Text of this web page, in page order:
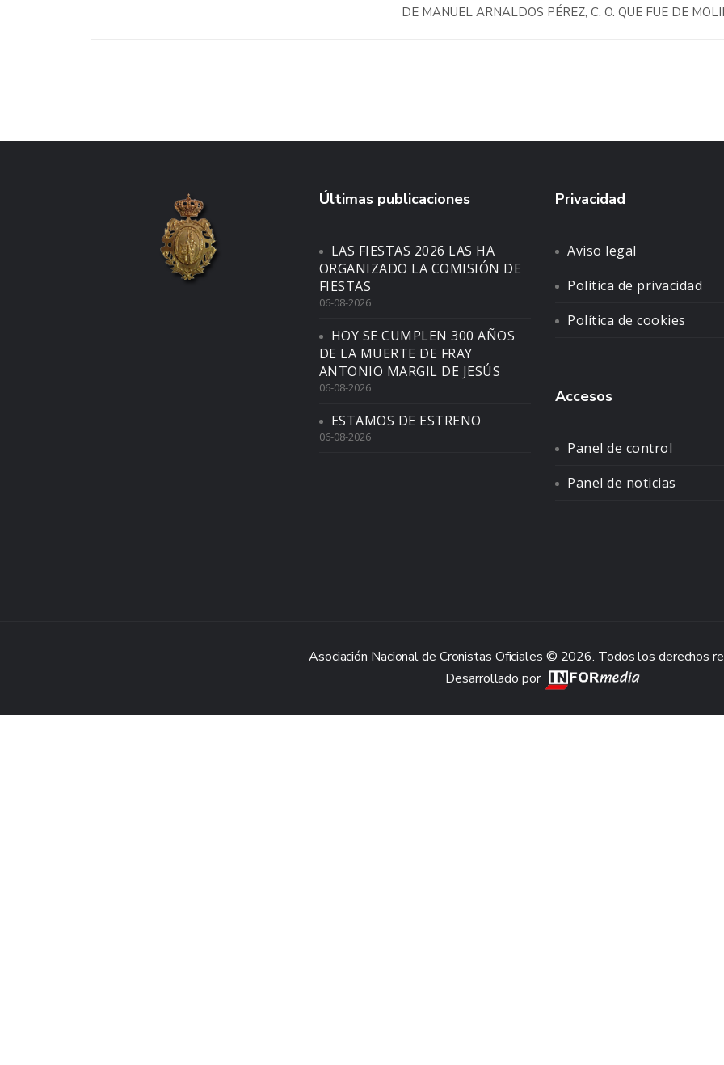
DE MANUEL ARNALDOS PÉREZ, C. O. QUE FUE DE
Últimas publicaciones
LAS FIESTAS 2026 LAS HA
ORGANIZADO LA COMISIÓN DE
FIESTAS
06-08-2026
HOY SE CUMPLEN 300 AÑOS
DE LA MUERTE DE FRAY
ANTONIO MARGIL DE JESÚS
06-08-2026
ESTAMOS DE ESTRENO
06-08-2026
Privacidad
Aviso legal
Política de privacidad
Política de cookies
Accesos
Panel de control
Panel de noticias
Asociación Nacional de Cronistas Oficiales © 2026. Todos los derechos
Desarrollado por